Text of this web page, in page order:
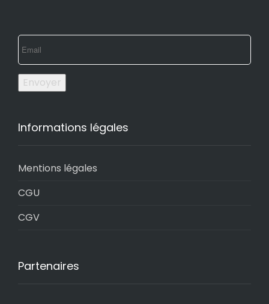
Envoyer
Informations légales
Mentions légales
CGU
CGV
Partenaires